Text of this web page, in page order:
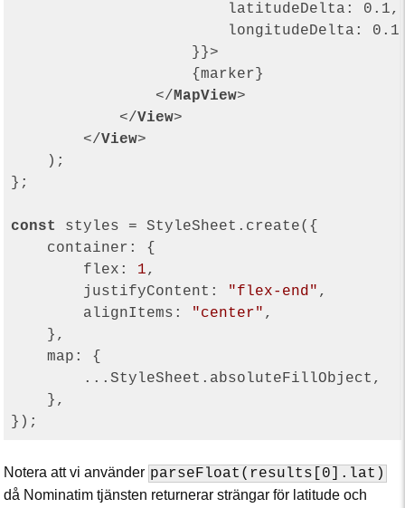
latitudeDelta:
0.1,
longitudeDelta:
0.1
                    }}>
                    {marker}
</MapView>
</View>
</View>
    );
};
const
styles = StyleSheet.create({
container : {
flex : 1,
justifyContent : "flex-end" ,
alignItems : "center" ,
    },
map : {
        ...StyleSheet.absoluteFillObject,
    },
Notera att vi använder parseFloat(results[0].lat)
då Nominatim tjänsten returnerar strängar för latitude och